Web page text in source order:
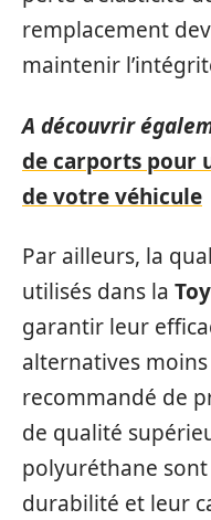
remplacement
maintenir
A découvrir
de carports pour
de votre véhicule
Par ailleurs, la
utilisés dans la
garantir leur
alternatives
recommandé de
de qualité
polyuréthane
durabilité et leur